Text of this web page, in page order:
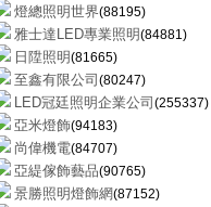
燈總照明世界(88195)
雅士達LED專業照明(84881)
日陞照明(81665)
至鑫有限公司 (80247)
LED冠廷照明企業公司 (255337)
亞米燈飾(94183)
尚偉機電(84707)
亞緹傢飾藝品(90765)
景勝照明燈飾網(87152)